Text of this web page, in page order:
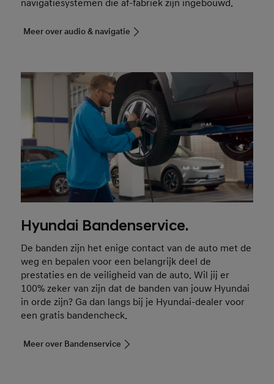
navigatiesystemen die af-fabriek zijn ingebouwd.
Meer over audio & navigatie
Hyundai Bandenservice.
De banden zijn het enige contact van de auto met de
weg en bepalen voor een belangrijk deel de
prestaties en de veiligheid van de auto. Wil jij er
100% zeker van zijn dat de banden van jouw Hyundai
in orde zijn? Ga dan langs bij je Hyundai-dealer voor
een gratis bandencheck.
Meer over Bandenservice